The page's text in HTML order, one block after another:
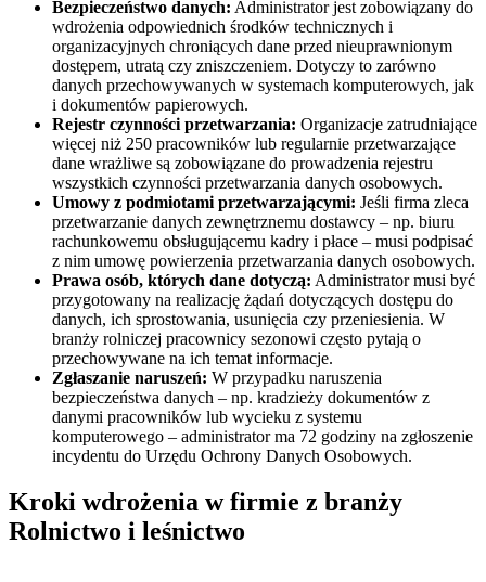
Bezpieczeństwo danych: Administrator jest zobowiązany do
wdrożenia odpowiednich środków technicznych i
organizacyjnych chroniących dane przed nieuprawnionym
dostępem, utratą czy zniszczeniem. Dotyczy to zarówno
danych przechowywanych w systemach komputerowych, jak
i dokumentów papierowych.
Rejestr czynności przetwarzania: Organizacje zatrudniające
więcej niż 250 pracowników lub regularnie przetwarzające
dane wrażliwe są zobowiązane do prowadzenia rejestru
wszystkich czynności przetwarzania danych osobowych.
Umowy z podmiotami przetwarzającymi: Jeśli firma zleca
przetwarzanie danych zewnętrznemu dostawcy – np. biuru
rachunkowemu obsługującemu kadry i płace – musi podpisać
z nim umowę powierzenia przetwarzania danych osobowych.
Prawa osób, których dane dotyczą: Administrator musi być
przygotowany na realizację żądań dotyczących dostępu do
danych, ich sprostowania, usunięcia czy przeniesienia. W
branży rolniczej pracownicy sezonowi często pytają o
przechowywane na ich temat informacje.
Zgłaszanie naruszeń: W przypadku naruszenia
bezpieczeństwa danych – np. kradzieży dokumentów z
danymi pracowników lub wycieku z systemu
komputerowego – administrator ma 72 godziny na zgłoszenie
incydentu do Urzędu Ochrony Danych Osobowych.
Kroki wdrożenia w firmie z branży
Rolnictwo i leśnictwo